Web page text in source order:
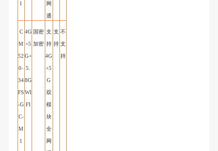
1 网
通
C
M
52
0-
34
FS
-G
C-
M
1
4G
+5
G+
5.
8G
WI
FI
国密
加密
支
持
4G
+5
G
双
模
块
全
网
支
持
不
支
持